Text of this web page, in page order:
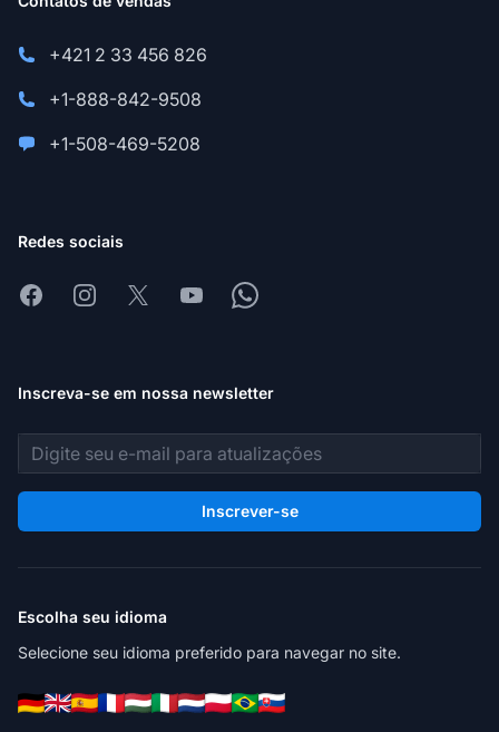
+421 2 33 456 826
+1-888-842-9508
+1-508-469-5208
Redes sociais
FacebookInstagram
X YoutubeWhatsapp
Inscreva-se em nossa newsletter
Endereço de e-mail
Inscrever-se
Escolha seu idioma
Selecione seu idioma preferido para navegar no site.